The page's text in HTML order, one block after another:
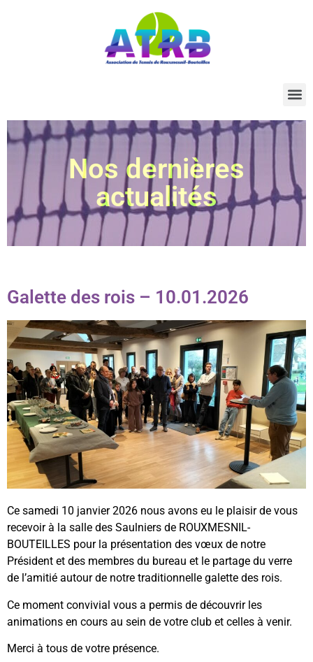
Nos dernières
actualités
Galette des rois – 10.01.2026
Ce samedi 10 janvier 2026 nous avons eu le plaisir de vous
recevoir à la salle des Saulniers de ROUXMESNIL-
BOUTEILLES pour la présentation des vœux de notre
Président et des membres du bureau et le partage du verre
de l’amitié autour de notre traditionnelle galette des rois.
Ce moment convivial vous a permis de découvrir les
animations en cours au sein de votre club et celles à venir.
Merci à tous de votre présence.